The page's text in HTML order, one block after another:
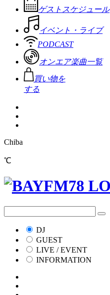
ゲストスケジュール
イベント・ライブ
PODCAST
オンエア楽曲一覧
買い物を
する
Chiba
℃
DJ
GUEST
LIVE / EVENT
INFORMATION